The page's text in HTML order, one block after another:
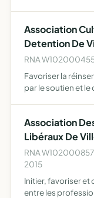
Association
Detention De
RNA W102000455
Favoriser la
par le soutien et
Association
Libéraux De
RNA
2015
Initier, favoriser
entre les